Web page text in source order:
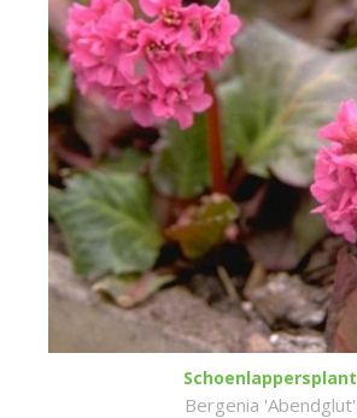
Schoenlappersplant
Bergenia 'Abendglut'